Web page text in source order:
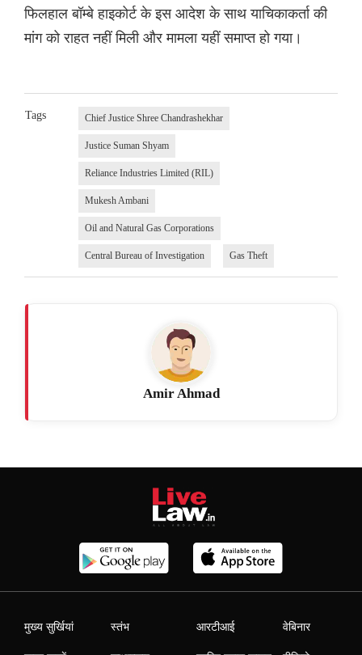
फिलहाल बॉम्बे हाइकोर्ट के इस आदेश के साथ याचिकाकर्ता की
मांग को राहत नहीं मिली और मामला यहीं समाप्त हो गया।
Tags Chief Justice Shree Chandrashekhar
Justice Suman Shyam
Reliance Industries Limited (RIL)
Mukesh Ambani
Oil and Natural Gas Corporations
Central Bureau of Investigation Gas Theft
Amir Ahmad
मुख्य सुर्खियां स्तंभ आरटीआई वेबिनार